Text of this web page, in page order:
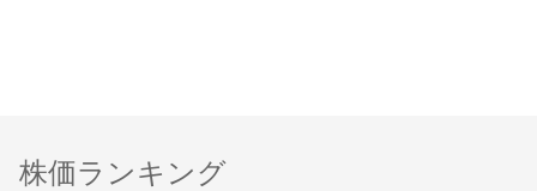
株価ランキング